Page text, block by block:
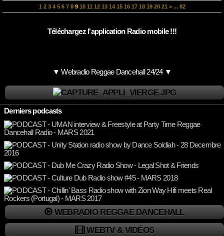
1 2 3 4 5 6 7 8 9 10 11 12 13 14 15 16 17 18 19 20 21 > ... 82
Téléchargez l'application Radio mobile !!!
▼ Webradio Reggae Dancehall 24/24 ▼
Derniers podcasts
WEBRADIO REGGAE DANCEHALL
WEBTV & VIDÉOS